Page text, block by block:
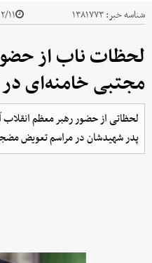
شناسه خبر:۱۳۸۱۷۷۳ ۱۴۰۵/
لحظات ناب از
مجتبی خامنه‌ای در
لحظاتی از حضور رهبر معظم
پدر شهیدشان در مراسم تعویض